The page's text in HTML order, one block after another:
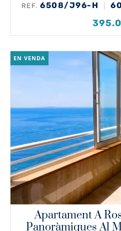
REF. 6508/J96-H 60
EN VENDA
Apartament A
Panoràmiques Al